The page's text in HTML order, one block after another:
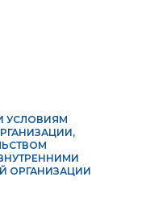
УСЛОВИЯМ
ОРГАНИЗАЦИИ